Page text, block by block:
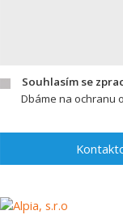
Souhlasím se
Dbáme na ochranu